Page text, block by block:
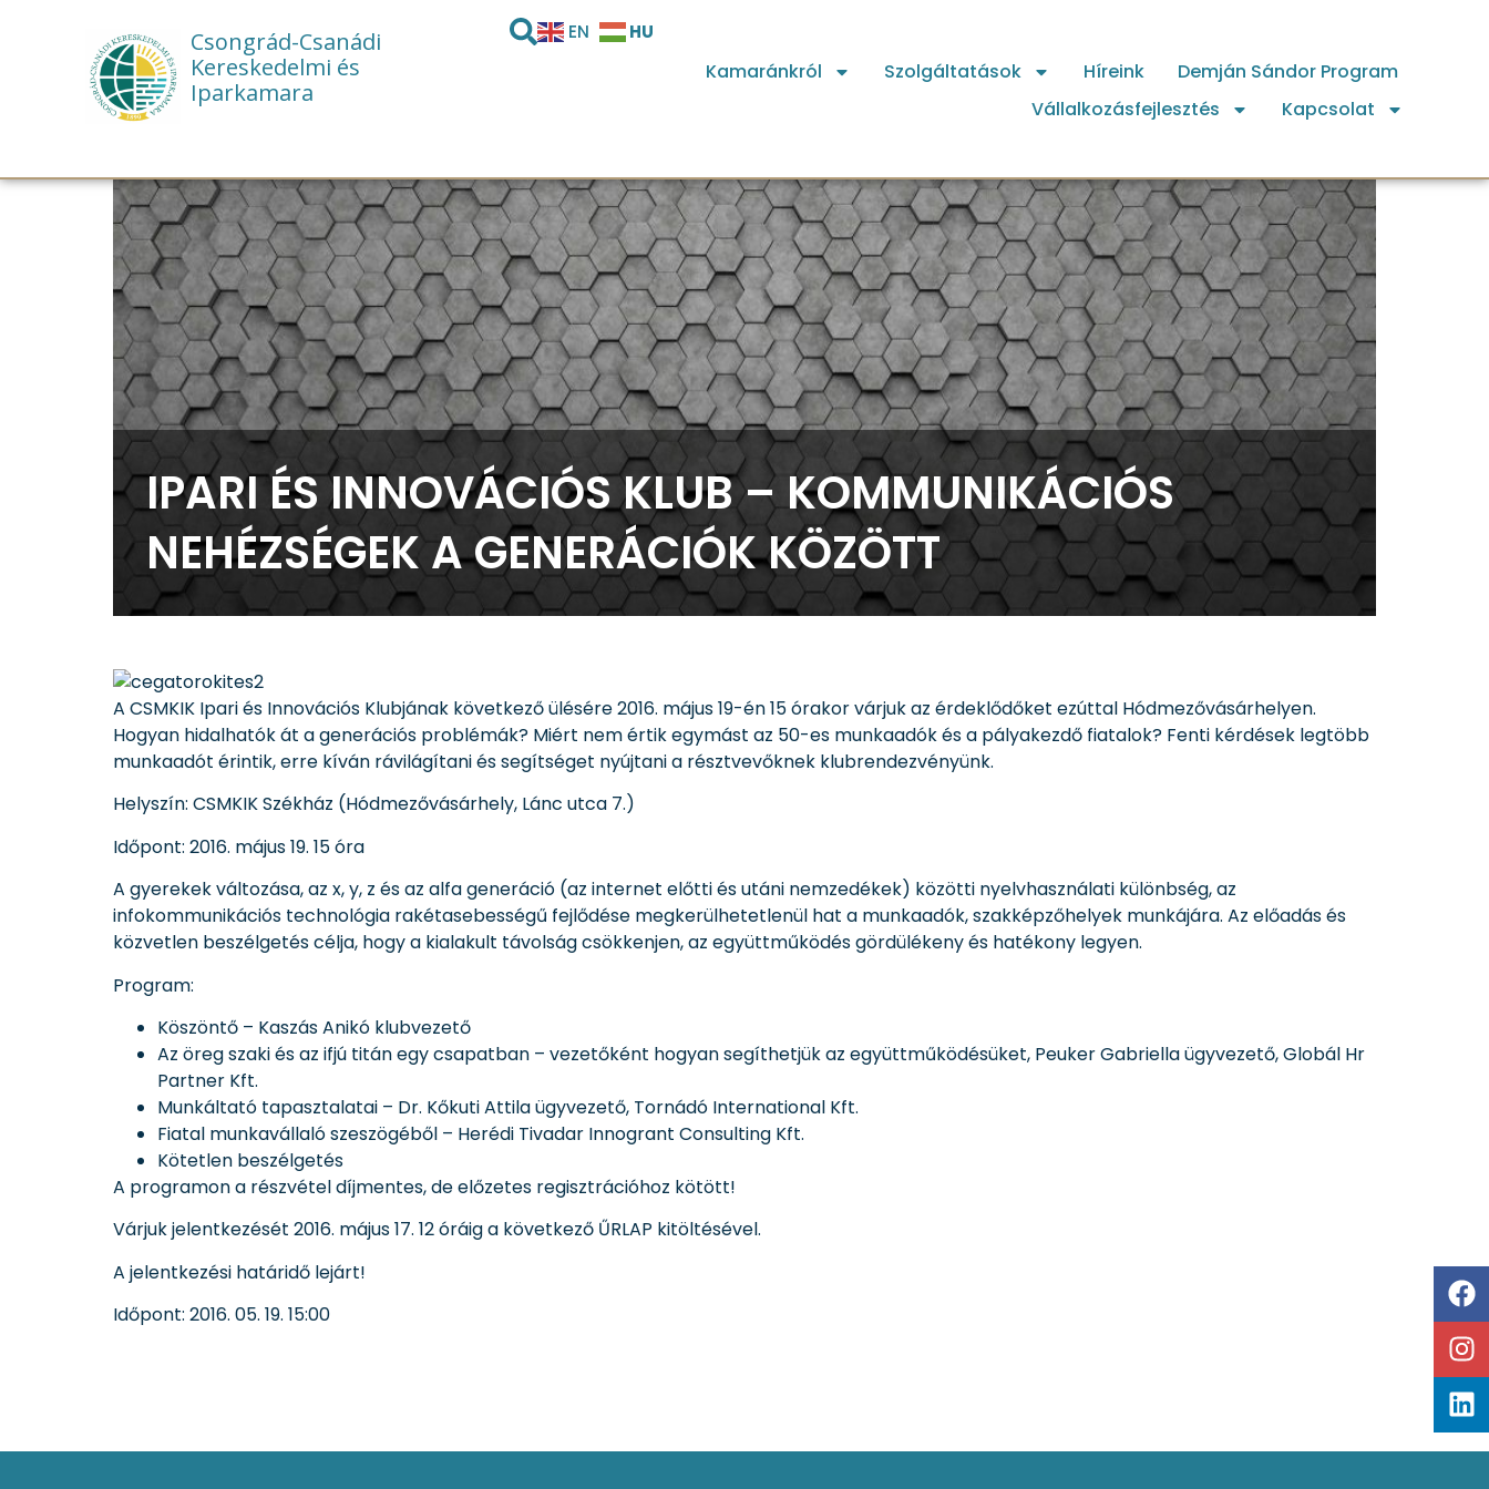
Csongrád-Csanádi
Kereskedelmi és
Iparkamara
EN HU
Kamaránkról Szolgáltatások Híreink
Demján Sándor Program
Vállalkozásfejlesztés
Kapcsolat
IPARI ÉS INNOVÁCIÓS KLUB – KOMMUNIKÁCIÓS
NEHÉZSÉGEK A GENERÁCIÓK KÖZÖTT
A CSMKIK Ipari és Innovációs Klubjának következő ülésére2016. május 19-én 15 órakor várjuk az érdeklődőket ezúttal Hódmezővásárhelyen.
Hogyan hidalhatók át a generációs problémák? Miért nem értik egymást az 50-es munkaadók és a pályakezdő fiatalok? Fenti kérdések legtöbb
munkaadót érintik, erre kíván rávilágítani és segítséget nyújtani a résztvevőknek klubrendezvényünk.
Helyszín: CSMKIK Székház (Hódmezővásárhely, Lánc utca 7.)
Időpont: 2016. május 19. 15 óra
A gyerekek változása, az x, y, z és az alfa generáció (az internet előtti és utáni nemzedékek) közötti nyelvhasználati különbség, az
infokommunikációs technológia rakétasebességű fejlődése megkerülhetetlenül hat a munkaadók, szakképzőhelyek munkájára. Az előadás és
közvetlen beszélgetés célja, hogy a kialakult távolság csökkenjen, az együttműködés gördülékeny és hatékony legyen.
Program:
Köszöntő – Kaszás Anikó klubvezető
Az öreg szaki és az ifjú titán egy csapatban – vezetőként hogyan segíthetjük az együttműködésüket, Peuker Gabriella ügyvezető, Globál Hr
Partner Kft.
Munkáltató tapasztalatai – Dr. Kőkuti Attila ügyvezető, Tornádó International Kft.
Fiatal munkavállaló szeszögéből – Herédi Tivadar Innogrant Consulting Kft.
Kötetlen beszélgetés
A programon a részvétel díjmentes, de előzetes regisztrációhoz kötött!
Várjuk jelentkezését 2016. május 17. 12 óráiga következő ŰRLAP kitöltésével.
A jelentkezési határidő lejárt!
Időpont: 2016. 05. 19. 15:00